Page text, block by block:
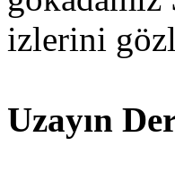
izlerini
Uzayın